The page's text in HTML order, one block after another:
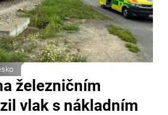
železničním
vlak s nákladním